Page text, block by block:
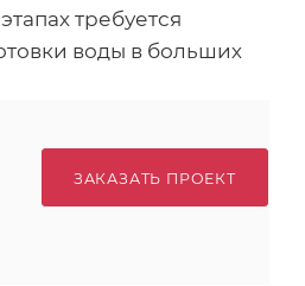
требуется
воды в больших
ЗАКАЗАТЬ ПРОЕКТ